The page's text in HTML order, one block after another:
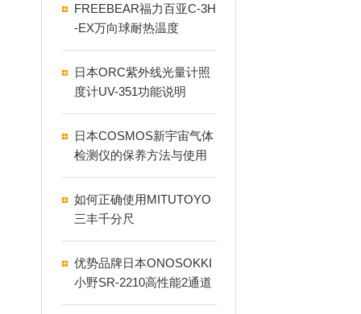
FREEBEAR福力百亚C-3H
-EX万向球耐热温度
日本ORC紫外线光量计照
度计UV-351功能说明
日本COSMOS新宇宙气体
检测仪的保养方法与使用
寿命
如何正确使用MITUTOYO
三丰千分尺
优势品牌日本ONOSOKKI
小野SR-2210高性能2通道
传感器放大器